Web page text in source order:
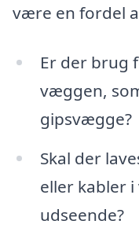
være en fordel
Er der brug
væggen,
gipsvægge?
Skal der
eller kabler
udseende?